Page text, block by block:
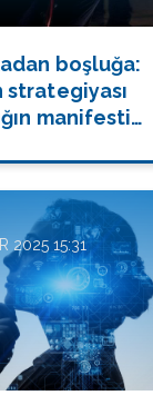
boşluğa:
strategiyası
manifesti
2025 15:31